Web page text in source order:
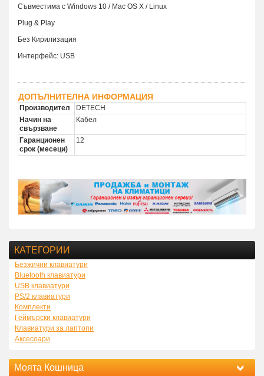
Съвместима с Windows 10 / Mac OS X / Linux
Plug & Play
Без Кирилизация
Интерфейс: USB
ДОПЪЛНИТЕЛНА ИНФОРМАЦИЯ
Производител
DETECH
Начин на
свързване
Кабел
Гаранционен
срок (месеци)
12
КАТЕГОРИИ
Безжични клавиатури
Bluetooth клавиатури
USB клавиатури
PS/2 клавиатури
Комплекти
Геймърски клавиатури
Клавиатури за лаптопи
Аксесоари
Моята Кошница